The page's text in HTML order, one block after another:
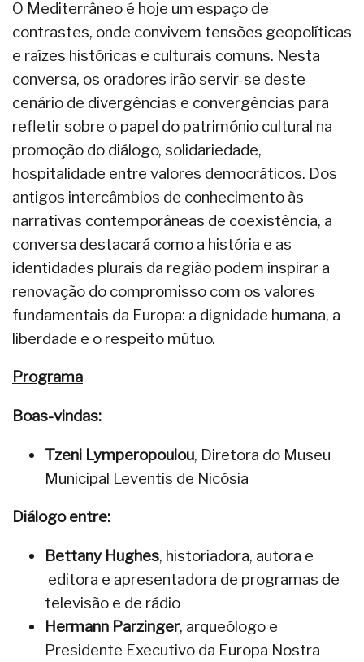
O Mediterrâneo é hoje um espaço de
contrastes, onde convivem tensões geopolíticas
e raízes históricas e culturais comuns. Nesta
conversa, os oradores irão servir-se deste
cenário de divergências e convergências para
refletir sobre o papel do património cultural na
promoção do diálogo, solidariedade,
hospitalidade entre valores democráticos. Dos
antigos intercâmbios de conhecimento às
narrativas contemporâneas de coexistência, a
conversa destacará como a história e as
identidades plurais da região podem inspirar a
renovação do compromisso com os valores
fundamentais da Europa: a dignidade humana, a
liberdade e o respeito mútuo.
Programa
Boas-vindas:
Tzeni Lymperopoulou, Diretora do Museu
Municipal Leventis de Nicósia
Diálogo entre:
Bettany Hughes, historiadora, autora e
editora e apresentadora de programas de
televisão e de rádio
Hermann Parzinger, arqueólogo e
Presidente Executivo da Europa Nostra